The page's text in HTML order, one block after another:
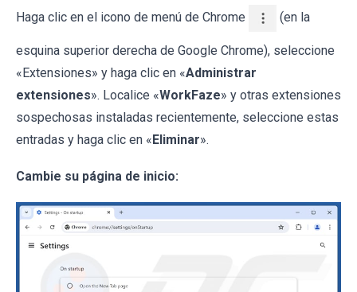
Haga clic en el icono de menú de Chrome (en la
esquina superior derecha de Google Chrome), seleccione
«Extensiones» y haga clic en «Administrar
extensiones». Localice «WorkFaze» y otras extensiones
sospechosas instaladas recientemente, seleccione estas
entradas y haga clic en «Eliminar».
Cambie su página de inicio: